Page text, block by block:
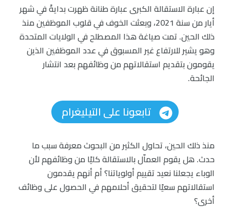
إن عبارة الاستقالة الكبرى عبارة طنانة ظهرت بدايةً في شهر
أيار من سنة 2021، وبعثت الخوف في قلوب الموظفين منذ
ذلك الحين. تمت صياغة هذا المصطلح في الولايات المتحدة
وهو يشير للارتفاع غير المسبوق في عدد الموظفين الذين
يقومون بتقديم استقالاتهم من وظائفهم بعد انتشار
الجائحة.
تابعونا على التيليغرام
منذ ذلك الحين، تحاول الكثير من البحوث معرفة سبب ما
حدث. هل يقوم العماّل بالاستقالة كليًا من وظائفهم لأن
الوباء يجعلنا نعيد تقييم أولوياتنا؟ أم أنهم يقدمون
استقالاتهم سعيًا لتحقيق أحلامهم في الحصول على وظائف
أخرى؟